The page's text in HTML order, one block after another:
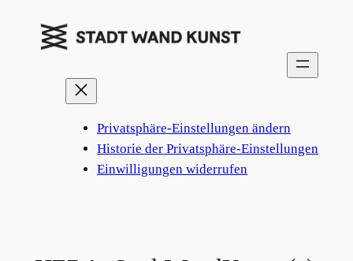
Privatsphäre-Einstellungen ändern
Historie der Privatsphäre-Einstellungen
Einwilligungen widerrufen